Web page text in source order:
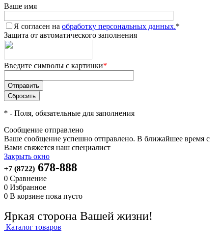
Ваше имя
Я согласен на обработку персональных данных.*
Защита от автоматического заполнения
Введите символы с картинки*
* - Поля, обязательные для заполнения
Сообщение отправлено
Ваше сообщение успешно отправлено. В ближайшее время с
Вами свяжется наш специалист
Закрыть окно
+7 (8722) 678-888
0 Сравнение
0 Избранное
0 В корзине пока пусто
Яркая сторона Вашей жизни!
Каталог товаров